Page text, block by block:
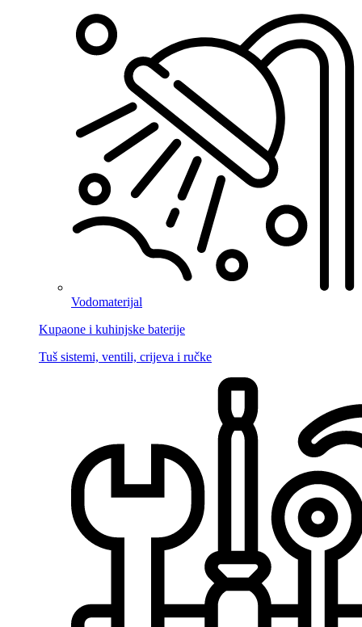
Vodomaterijal
Kupaone i kuhinjske baterije
Tuš sistemi, ventili, crijeva i ručke